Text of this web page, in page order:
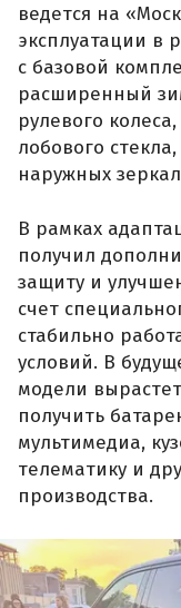
ведется на
эксплуатации в
с базовой
расширенный
рулевого
лобового
наружных
В рамках
получил
защиту и
счет
стабильно
условий. В
модели
получить
мультимедиа,
телематику и
производства.